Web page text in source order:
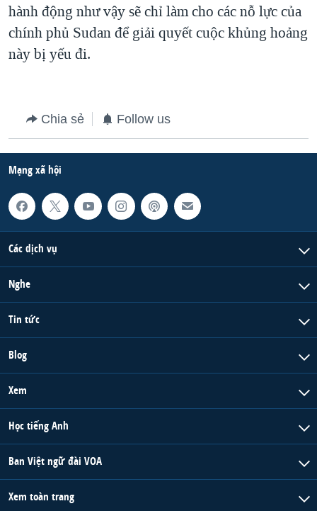
hành động như vậy sẽ chỉ làm cho các nỗ lực của
chính phủ Sudan để giải quyết cuộc khủng hoảng
này bị yếu đi.
Chia sẻ Follow us
Mạng xã hội
Các dịch vụ
Nghe
Tin tức
Blog
Xem
Học tiếng Anh
Ban Việt ngữ đài VOA
Xem toàn trang